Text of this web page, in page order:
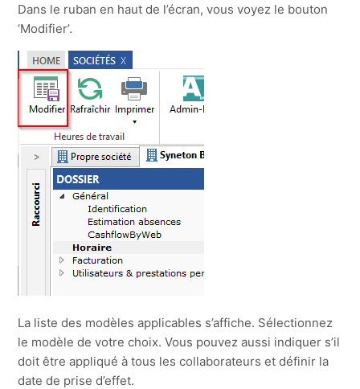
Dans le ruban en haut de l’écran, vous voyez le bouton
‘Modifier’.
La liste des modèles applicables s’affiche. Sélectionnez
le modèle de votre choix. Vous pouvez aussi indiquer s’il
doit être appliqué à tous les collaborateurs et définir la
date de prise d’effet.